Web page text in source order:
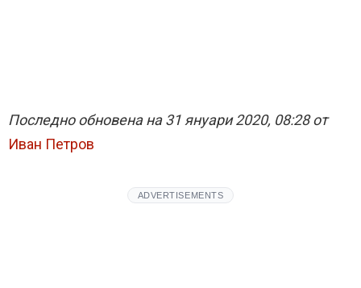
Последно обновена на 31 януари 2020, 08:28 от
Иван Петров
ADVERTISEMENTS